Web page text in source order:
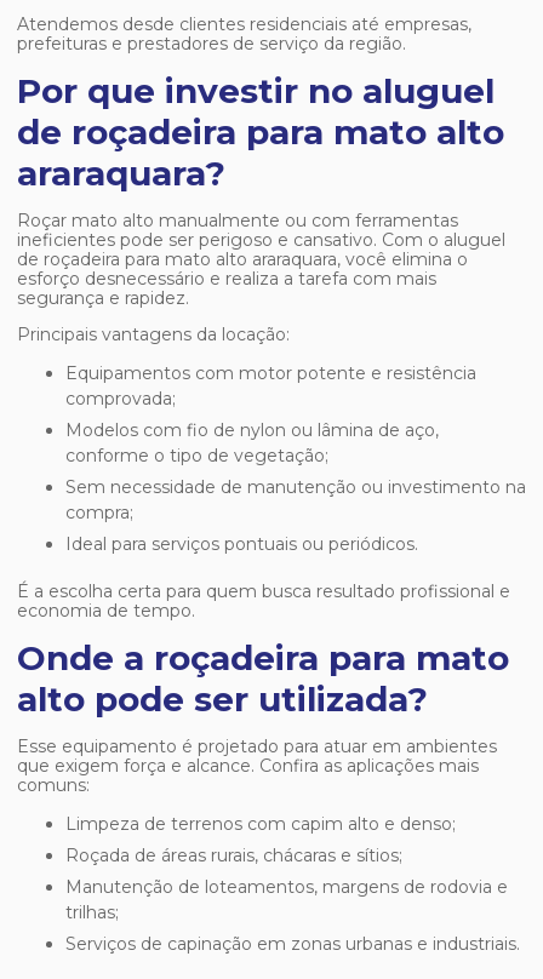
Atendemos desde clientes residenciais até empresas,
prefeituras e prestadores de serviço da região.
Por que investir no aluguel
de roçadeira para mato alto
araraquara?
Roçar mato alto manualmente ou com ferramentas
ineficientes pode ser perigoso e cansativo. Com o aluguel
de roçadeira para mato alto araraquara, você elimina o
esforço desnecessário e realiza a tarefa com mais
segurança e rapidez.
Principais vantagens da locação:
Equipamentos com motor potente e resistência
comprovada;
Modelos com fio de nylon ou lâmina de aço,
conforme o tipo de vegetação;
Sem necessidade de manutenção ou investimento na
compra;
Ideal para serviços pontuais ou periódicos.
É a escolha certa para quem busca resultado profissional e
economia de tempo.
Onde a roçadeira para mato
alto pode ser utilizada?
Esse equipamento é projetado para atuar em ambientes
que exigem força e alcance. Confira as aplicações mais
comuns:
Limpeza de terrenos com capim alto e denso;
Roçada de áreas rurais, chácaras e sítios;
Manutenção de loteamentos, margens de rodovia e
trilhas;
Serviços de capinação em zonas urbanas e industriais.